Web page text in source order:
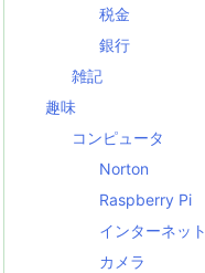
税金
銀行
雑記
趣味
コンピュータ
Norton
Raspberry Pi
インターネット
カメラ